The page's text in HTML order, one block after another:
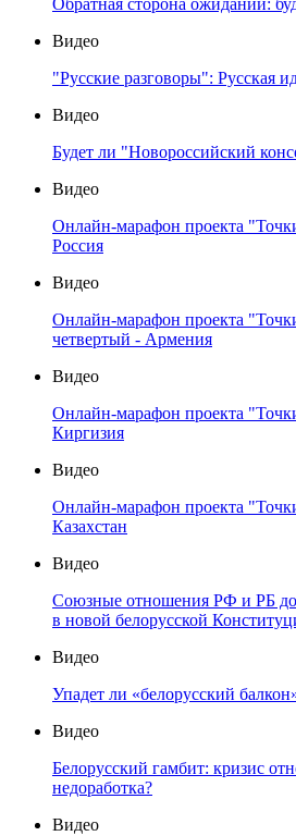
Обратная сторона ожиданий:
Видео
"Русские разговоры": Русская
Видео
Будет ли "Новороссийский
Видео
Онлайн-марафон проекта
Россия
Видео
Онлайн-марафон проекта
четвертый - Армения
Видео
Онлайн-марафон проекта
Киргизия
Видео
Онлайн-марафон проекта
Казахстан
Видео
Союзные отношения РФ и РБ
в новой белорусской
Видео
Упадет ли «белорусский
Видео
Белорусский гамбит: кризис
недоработка?
Видео